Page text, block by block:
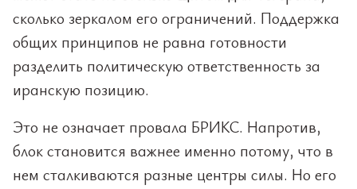
сколько зеркалом его ограничений. Поддержка
общих принципов не равна готовности
разделить политическую ответственность за
иранскую позицию.
Это не означает провала БРИКС. Напротив,
блок становится важнее именно потому, что в
нем сталкиваются разные центры силы. Но его